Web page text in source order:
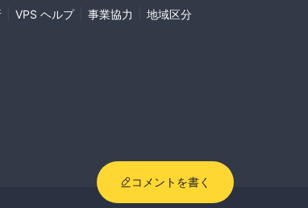
コメントを書く
VPS ヘルプ 事業協力 地域区分